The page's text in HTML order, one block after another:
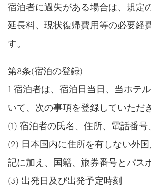
宿泊者に過失がある場合は、規定
延長料、現状復帰費用等の必要経
す。
第8条(宿泊の登録)
1 宿泊者は、宿泊日当日、当ホテ
いて、次の事項を登録していただ
(1) 宿泊者の氏名、住所、電話番
(2) 日本国内に住所を有しない外
記に加え、国籍、旅券番号とパス
(3) 出発日及び出発予定時刻